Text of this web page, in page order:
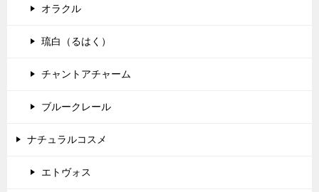
オラクル
琉白（るはく）
チャントアチャーム
ブルークレール
ナチュラルコスメ
エトヴォス